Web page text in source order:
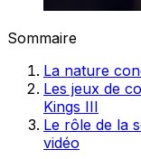
Sommaire
La nature
Les jeux de
Kings III
Le rôle de la
vidéo